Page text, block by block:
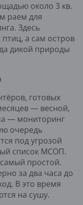
около 3 кв.
раем для
Здесь
птиц, а сам остров
дикой природы
готовых
— весной,
— мониторинг
очередь
под угрозой
список МСОП.
простой.
за два часа до
В это время
на сушу.